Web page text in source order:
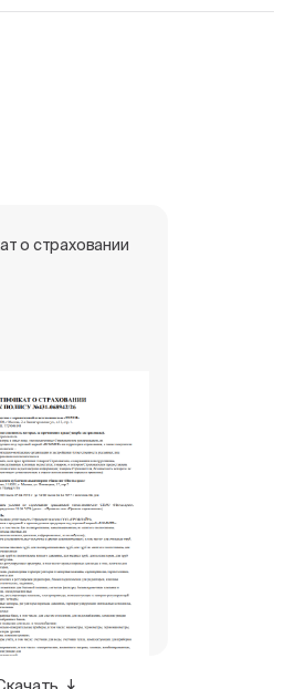
о страховании